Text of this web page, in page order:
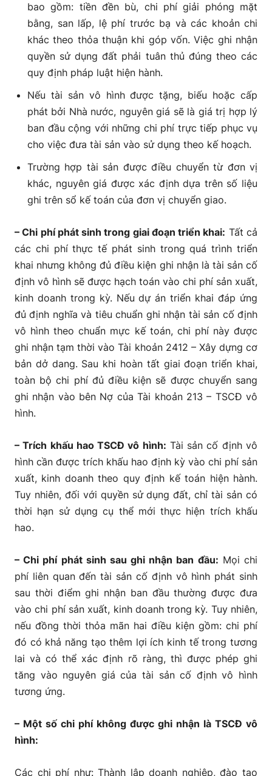
bao gồm: tiền đền bù, chi phí giải phóng mặt
bằng, san lấp, lệ phí trước bạ và các khoản chi
khác theo thỏa thuận khi góp vốn. Việc ghi nhận
quyền sử dụng đất phải tuân thủ đúng theo các
quy định pháp luật hiện hành.
Nếu tài sản vô hình được tặng, biếu hoặc cấp
phát bởi Nhà nước, nguyên giá sẽ là giá trị hợp lý
ban đầu cộng với những chi phí trực tiếp phục vụ
cho việc đưa tài sản vào sử dụng theo kế hoạch.
Trường hợp tài sản được điều chuyển từ đơn vị
khác, nguyên giá được xác định dựa trên số liệu
ghi trên sổ kế toán của đơn vị chuyển giao.
– Chi phí phát sinh trong giai đoạn triển khai: Tất cả
các chi phí thực tế phát sinh trong quá trình triển
khai nhưng không đủ điều kiện ghi nhận là tài sản cố
định vô hình sẽ được hạch toán vào chi phí sản xuất,
kinh doanh trong kỳ. Nếu dự án triển khai đáp ứng
đủ định nghĩa và tiêu chuẩn ghi nhận tài sản cố định
vô hình theo chuẩn mực kế toán, chi phí này được
ghi nhận tạm thời vào Tài khoản 2412 – Xây dựng cơ
bản dở dang. Sau khi hoàn tất giai đoạn triển khai,
toàn bộ chi phí đủ điều kiện sẽ được chuyển sang
ghi nhận vào bên Nợ của Tài khoản 213 – TSCĐ vô
hình.
– Trích khấu hao TSCĐ vô hình: Tài sản cố định vô
hình cần được trích khấu hao định kỳ vào chi phí sản
xuất, kinh doanh theo quy định kế toán hiện hành.
Tuy nhiên, đối với quyền sử dụng đất, chỉ tài sản có
thời hạn sử dụng cụ thể mới thực hiện trích khấu
hao.
– Chi phí phát sinh sau ghi nhận ban đầu: Mọi chi
phí liên quan đến tài sản cố định vô hình phát sinh
sau thời điểm ghi nhận ban đầu thường được đưa
vào chi phí sản xuất, kinh doanh trong kỳ. Tuy nhiên,
nếu đồng thời thỏa mãn hai điều kiện gồm: chi phí
đó có khả năng tạo thêm lợi ích kinh tế trong tương
lai và có thể xác định rõ ràng, thì được phép ghi
tăng vào nguyên giá của tài sản cố định vô hình
tương ứng.
– Một số chi phí không được ghi nhận là TSCĐ vô
hình:
Các chi phí như: Thành lập doanh nghiệp, đào tạo